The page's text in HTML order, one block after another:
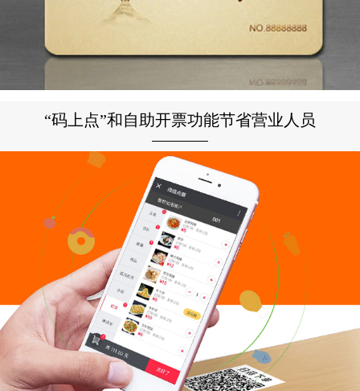
“码上点”和自助开票功能节省营业人员